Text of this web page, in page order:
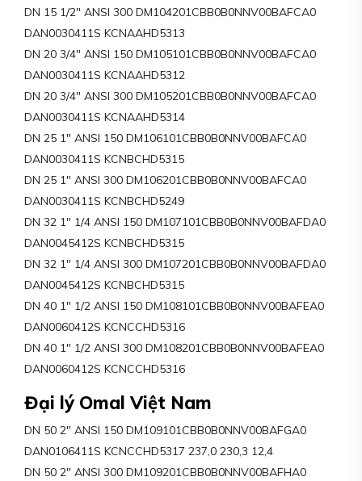
DN 15 1/2″ ANSI 300 DM104201CBB0B0NNV00BAFCA0
DAN0030411S KCNAAHD5313
DN 20 3/4″ ANSI 150 DM105101CBB0B0NNV00BAFCA0
DAN0030411S KCNAAHD5312
DN 20 3/4″ ANSI 300 DM105201CBB0B0NNV00BAFCA0
DAN0030411S KCNAAHD5314
DN 25 1″ ANSI 150 DM106101CBB0B0NNV00BAFCA0
DAN0030411S KCNBCHD5315
DN 25 1″ ANSI 300 DM106201CBB0B0NNV00BAFCA0
DAN0030411S KCNBCHD5249
DN 32 1″ 1/4 ANSI 150 DM107101CBB0B0NNV00BAFDA0
DAN0045412S KCNBCHD5315
DN 32 1″ 1/4 ANSI 300 DM107201CBB0B0NNV00BAFDA0
DAN0045412S KCNBCHD5315
DN 40 1″ 1/2 ANSI 150 DM108101CBB0B0NNV00BAFEA0
DAN0060412S KCNCCHD5316
DN 40 1″ 1/2 ANSI 300 DM108201CBB0B0NNV00BAFEA0
DAN0060412S KCNCCHD5316
Đại lý Omal Việt Nam
DN 50 2″ ANSI 150 DM109101CBB0B0NNV00BAFGA0
DAN0106411S KCNCCHD5317 237,0 230,3 12,4
DN 50 2″ ANSI 300 DM109201CBB0B0NNV00BAFHA0